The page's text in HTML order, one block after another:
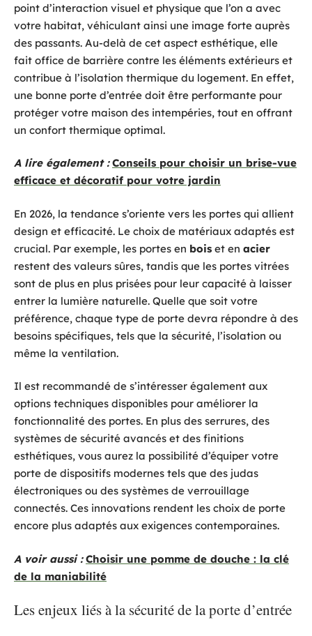
point d’interaction visuel et physique que l’on a avec
votre habitat, véhiculant ainsi une image forte auprès
des passants. Au-delà de cet aspect esthétique, elle
fait office de barrière contre les éléments extérieurs et
contribue à l’isolation thermique du logement. En effet,
une bonne porte d’entrée doit être performante pour
protéger votre maison des intempéries, tout en offrant
un confort thermique optimal.
A lire également : Conseils pour choisir un brise-vue
efficace et décoratif pour votre jardin
En 2026, la tendance s’oriente vers les portes qui allient
design et efficacité. Le choix de matériaux adaptés est
crucial. Par exemple, les portes en bois et en acier
restent des valeurs sûres, tandis que les portes vitrées
sont de plus en plus prisées pour leur capacité à laisser
entrer la lumière naturelle. Quelle que soit votre
préférence, chaque type de porte devra répondre à des
besoins spécifiques, tels que la sécurité, l’isolation ou
même la ventilation.
Il est recommandé de s’intéresser également aux
options techniques disponibles pour améliorer la
fonctionnalité des portes. En plus des serrures, des
systèmes de sécurité avancés et des finitions
esthétiques, vous aurez la possibilité d’équiper votre
porte de dispositifs modernes tels que des judas
électroniques ou des systèmes de verrouillage
connectés. Ces innovations rendent les choix de porte
encore plus adaptés aux exigences contemporaines.
A voir aussi : Choisir une pomme de douche : la clé
de la maniabilité
Les enjeux liés à la sécurité de la porte d’entrée